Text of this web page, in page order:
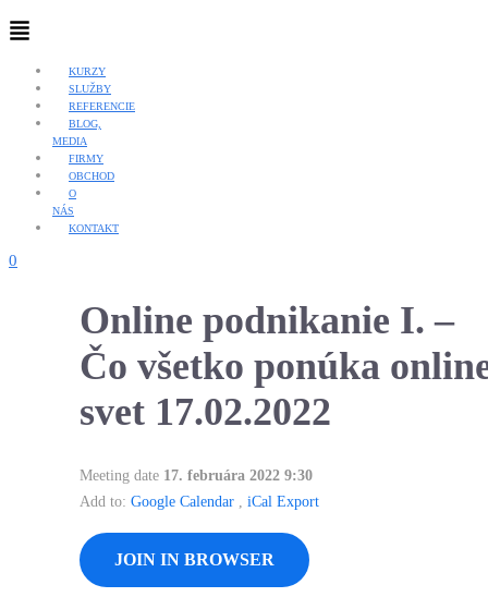
Menu
KURZY
SLUŽBY
REFERENCIE
BLOG,
MEDIA
FIRMY
OBCHOD
O
NÁS
KONTAKT
0
Online podnikanie I. –
Čo všetko ponúka
svet 17.02.2022
Meeting date 17. februára 2022 9:30
Add to: Google Calendar , iCal Export
JOIN IN BROWSER